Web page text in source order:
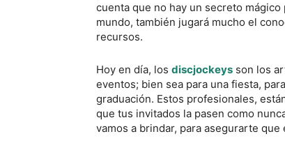
cuenta que no hay un secreto
mundo, también jugará mucho el
recursos.
Hoy en día, los discjockeys son los
eventos; bien sea para una fiesta,
graduación. Estos profesionales,
que tus invitados la pasen como
vamos a brindar, para asegurarte